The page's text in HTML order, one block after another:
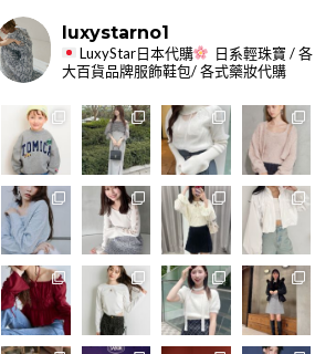
luxystarno1
LuxyStar日本代購
日系輕珠寶 / 各
大百貨品牌服飾鞋包/ 各式藥妝代購